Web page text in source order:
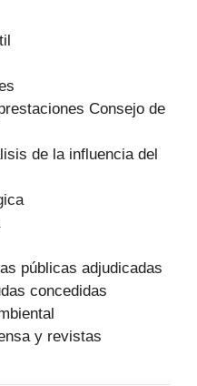
Consejo de
de la influencia del
públicas adjudicadas
concedidas
y revistas